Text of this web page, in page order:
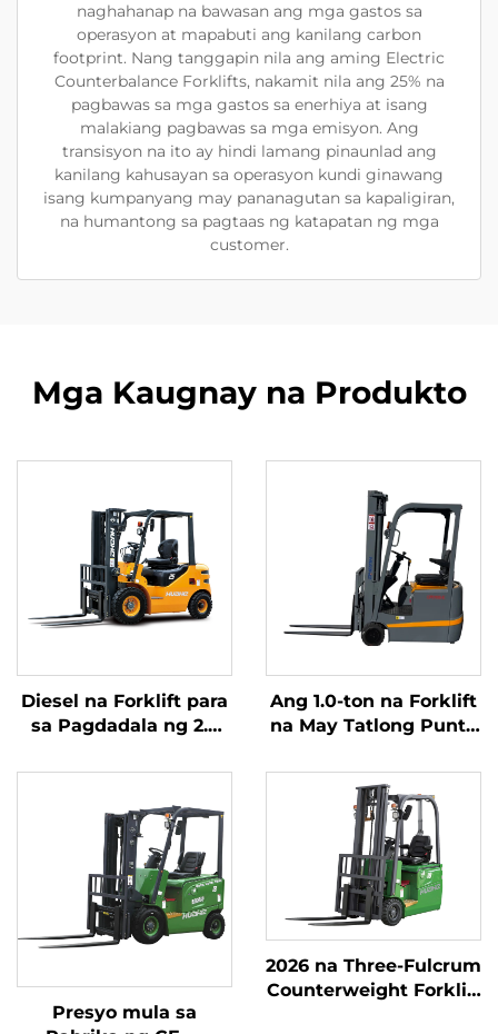
naghahanap na bawasan ang mga gastos sa
operasyon at mapabuti ang kanilang carbon
footprint. Nang tanggapin nila ang aming Electric
Counterbalance Forklifts, nakamit nila ang 25% na
pagbawas sa mga gastos sa enerhiya at isang
malakiang pagbawas sa mga emisyon. Ang
transisyon na ito ay hindi lamang pinaunlad ang
kanilang kahusayan sa operasyon kundi ginawang
isang kumpanyang may pananagutan sa kapaligiran,
na humantong sa pagtaas ng katapatan ng mga
customer.
Mga Kaugnay na Produkto
Diesel na Forklift para
sa Pagdadala ng 2.5
may Simpleng
ng Karga hanggang 4
metro
Ang 1.0-ton na Forklift
na May Tatlong Punto
Battery at May
Kapasidad na 1.0 Ton
na Ginawa sa Tsina ay
may Makatwirang
Presyo
Presyo mula sa
2026 na Three-Fulcrum
Counterweight Forklift